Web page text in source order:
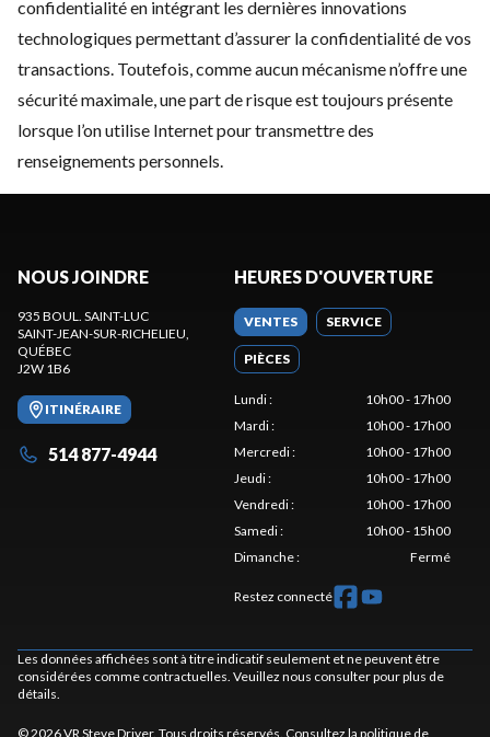
confidentialité en intégrant les dernières innovations
technologiques permettant d’assurer la confidentialité de vos
transactions. Toutefois, comme aucun mécanisme n’offre une
sécurité maximale, une part de risque est toujours présente
lorsque l’on utilise Internet pour transmettre des
renseignements personnels.
NOUS JOINDRE
935 BOUL. SAINT-LUC
SAINT-JEAN-SUR-RICHELIEU,
QUÉBEC
J2W 1B6
ITINÉRAIRE
514 877-4944
HEURES D'OUVERTURE
VENTES SERVICE
PIÈCES
Lundi:
10h00 - 17h00
Mardi:
10h00 - 17h00
Mercredi:
10h00 - 17h00
Jeudi:
10h00 - 17h00
Vendredi:
10h00 - 17h00
Samedi:
10h00 - 15h00
Dimanche: Fermé
Restez connecté
Les données affichées sont à titre indicatif seulement et ne peuvent être
considérées comme contractuelles. Veuillez nous consulter pour plus de
détails.
© 2026 VR Steve Driver. Tous droits réservés. Consultez la politique de